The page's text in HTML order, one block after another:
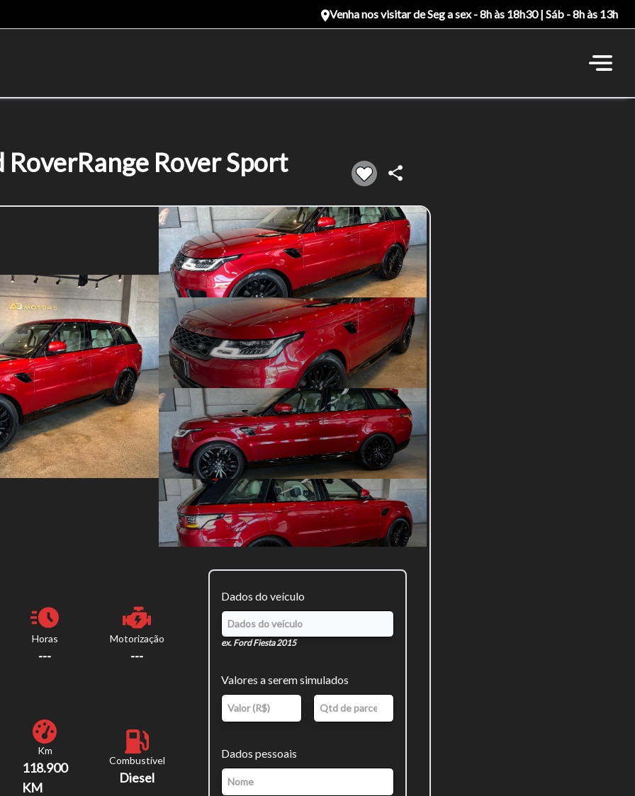
Venha nos visitar de Seg a sex - 8h às 18h30 | Sáb - 8h às 13h
RoverRange Rover Sport
Horas
---
Motorização
---
Km
118.900
KM
Combustível
Diesel
Dados do veículo
ex. Ford Fiesta 2015
Valores a serem simulados
Dados pessoais